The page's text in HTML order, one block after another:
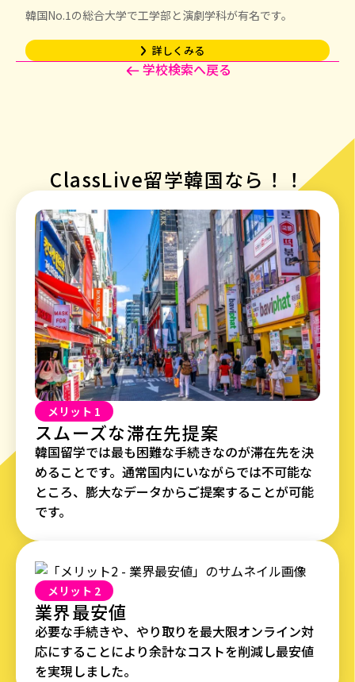
韓国No.1の総合大学で工学部と演劇学科が有名です。
arrow_forward_ios 詳しくみる
学校検索へ戻る
ClassLive留学韓国なら！！
メリット 1
スムーズな滞在先提案
韓国留学では最も困難な手続きなのが滞在先を決
めることです。通常国内にいながらでは不可能な
ところ、膨大なデータからご提案することが可能
です。
メリット 2
業界最安値
必要な手続きや、やり取りを最大限オンライン対
応にすることにより余計なコストを削減し最安値
を実現しました。